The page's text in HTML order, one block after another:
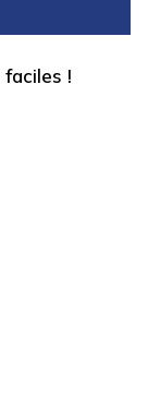
faciles !